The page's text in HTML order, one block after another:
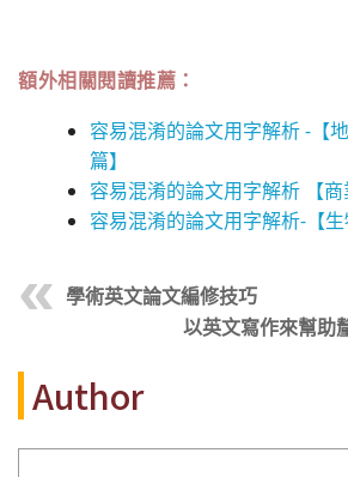
額外相關閱讀推薦：
容易混淆的論文用字解析 -【
篇】
容易混淆的論文用字解析 【商
容易混淆的論文用字解析-【生
學術英文論文編修技巧
以英文寫作來幫助
Author